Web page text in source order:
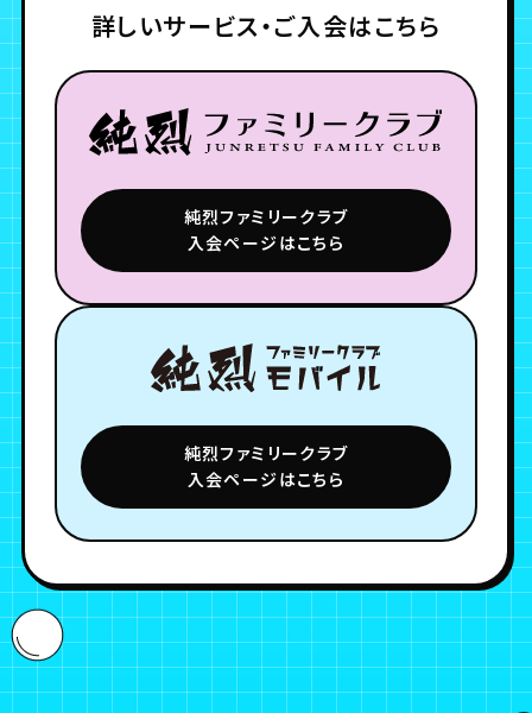
詳しいサービス・ご入会はこちら
純烈ファミリークラブ
入会ページはこちら
純烈ファミリークラブ
入会ページはこちら